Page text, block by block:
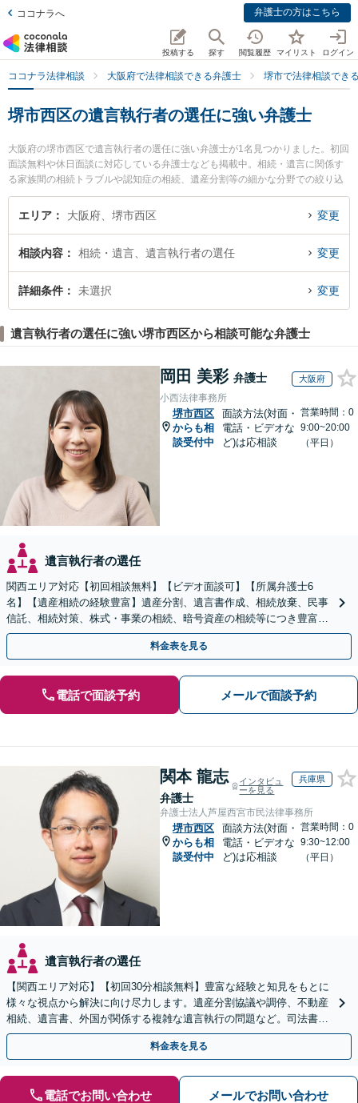
ココナラへ 弁護士の方はこちら
投稿する 探す 閲覧履歴 マイリスト ログイン
ココナラ法律相談 大阪府で法律相談できる弁護士 堺市で法律相談でき
堺市西区の遺言執行者の選任に強い弁護士
大阪府の堺市西区で遺言執行者の選任に強い弁護士が1名見つかりました。初回
面談無料や休日面談に対応している弁護士なども掲載中。相続・遺言に関係す
る家族間の相続トラブルや認知症の相続、遺産分割等の細かな分野での絞り込
み検索もでき便利です。特に堺鳳法律事務所の熊谷 章弁護士のプロフィール情
報や弁護士費用、強みなどが注目されています。『堺市西区で土日や夜間に発
談無料で遺言執行者の選任を法律相談できる堺市西区内の弁護士に相談予約し
たい』などでお困りの相談者さんにおすすめです。
エリア 大阪府、堺市西区 変更
相談内容 相続・遺言、遺言執行者の選任 変更
詳細条件 未選択 変更
遺言執行者の選任に強い堺市西区から相談可能な弁護士
岡田 美彩 弁護士 大阪府
小西法律事務所
堺市西区
からも相
談受付中
面談方法(対面・
電話・ビデオな
ど)は応相談
営業時間：0
9:00~20:00
（平日）
遺言執行者の選任
関西エリア対応【初回相談無料】【ビデオ面談可】【所属弁護士6
名】【遺産相続の経験豊富】遺産分割、遺言書作成、相続放棄、民事
信託、相続対策、株式・事業の相続、暗号資産の相続等につき豊富な
対応実績。【バリアフリー】【完全個室対応】
料金表を見る
電話で面談予約 メールで面談予約
関本 龍志
弁護士
インタビュ
ーを見る
兵庫県
弁護士法人芦屋西宮市民法律事務所
堺市西区
からも相
談受付中
面談方法(対面・
電話・ビデオな
ど)は応相談
営業時間：0
9:30~12:00
（平日）
遺言執行者の選任
【関西エリア対応】【初回30分相談無料】豊富な経験と知見をもとに
様々な視点から解決に向け尽力します。遺産分割協議や調停、不動産
相続、遺言書、外国が関係する複雑な遺言執行の問題など。司法書士
や税理士とも連携し、円滑な解決を【オンライン面談可】
料金表を見る
電話でお問い合わせ メールでお問い合わせ